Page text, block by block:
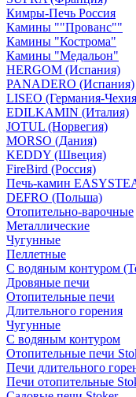
Кимры-Печь Россия
Камины ""Прованс""
Камины "Кострома"
Камины "Медальон"
HERGOM (Испания)
PANADERO (Испания)
LISEO (Германия-
EDILKAMIN (Италия)
JOTUL (Норвегия)
MORSO (Дания)
KEDDY (Швеция)
FireBird (Россия)
Печь-камин
DEFRO (Польша)
Отопительно-варочные
Металлические
Чугунные
Пеллетные
С водяным контуром
Дровяные печи
Отопительные печи
Длительного горения
Чугунные
C водяным контуром
Отопительные печи
Печи длительного
Печи отопительные